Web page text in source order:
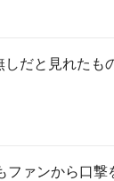
だと見れたも
ファンから口